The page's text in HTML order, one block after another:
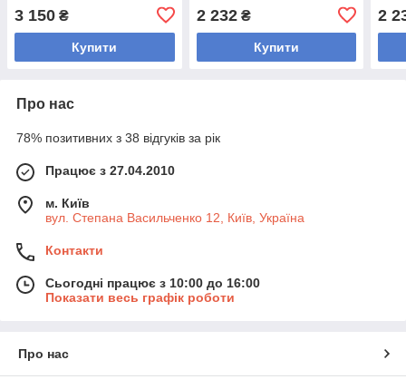
3 150 ₴
Купити
2 232₴
Купити
2
Про нас
78% позитивних з 38 відгуків за рік
Працює з 27.04.2010
м. Київ
вул. Степана Васильченко 12, Київ, Україна
Контакти
Сьогодні працює з 10:00 до 16:00
Показати весь графік роботи
Про нас